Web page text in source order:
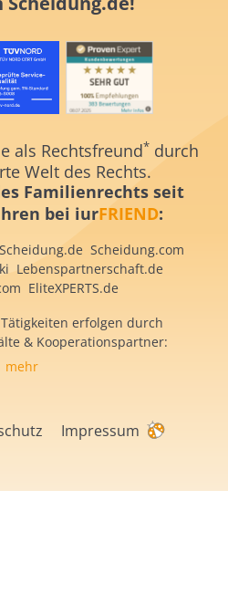
als Rechtsfreund*durch
Welt des Rechts.
Familienrechts seit
bei iurFRIEND:
Scheidung.de Scheidung.com
Lebenspartnerschaft.de
EliteXPERTS.de
erfolgen durch
& Kooperationspartner:
mehr
Impressum